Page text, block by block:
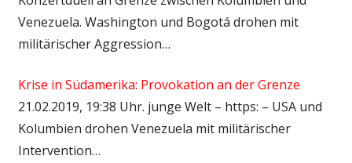
Venezuela. Washington und Bogotá drohen mit
militärischer Aggression…
Krise in Südamerika: Provokation an der Grenze
21.02.2019, 19:38 Uhr. junge Welt – https: – USA und
Kolumbien drohen Venezuela mit militärischer
Intervention…